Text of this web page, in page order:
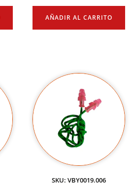
AÑADIR AL CARRITO
SKU: VBY0019.006